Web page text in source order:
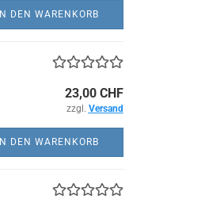
IN DEN WARENKORB
23,00 CHF
zzgl. Versand
IN DEN WARENKORB